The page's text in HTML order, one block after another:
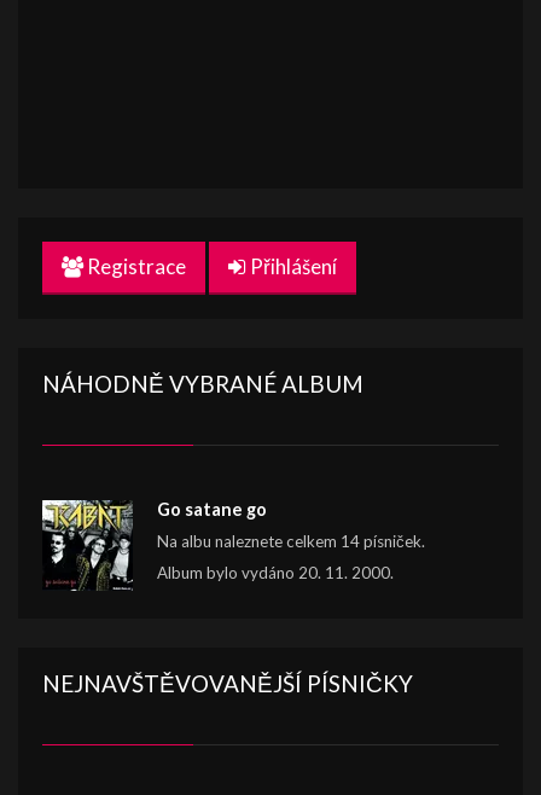
Registrace Přihlášení
NÁHODNĚ VYBRANÉ ALBUM
Go satane go
Na albu naleznete celkem 14 písniček.
Album bylo vydáno 20. 11. 2000.
NEJNAVŠTĚVOVANĚJŠÍ PÍSNIČKY